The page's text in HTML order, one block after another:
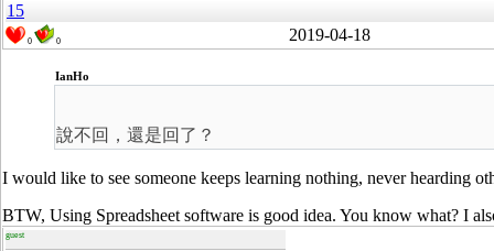
15
0 0 2019-04-18
IanHo
說不回，還是回了？
I would like to see someone keeps learning nothing, never hearding
BTW, Using Spreadsheet software is good idea. You know what? I
guest